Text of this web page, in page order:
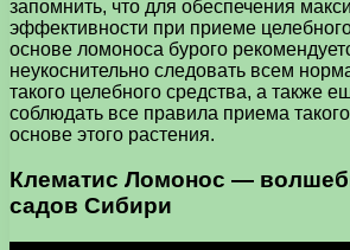
запомнить, что для обеспечения
эффективности при приеме
основе ломоноса бурого
неукоснительно следовать всем
такого целебного средства, а также
соблюдать все правила приема
основе этого растения.
Клематис Ломонос —
садов Сибири